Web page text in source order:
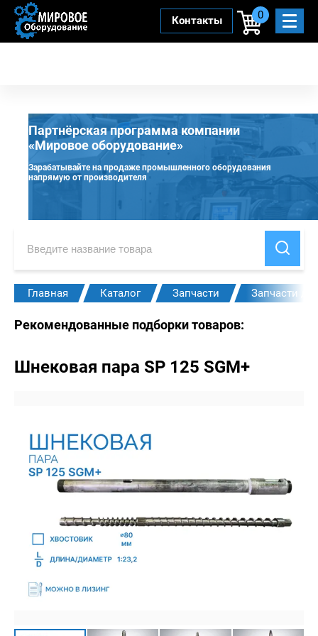
Контакты 0
Партнёрская программа компании
«Мировое оборудование»
Зарабатывайте на продаже промышленного оборудования
напрямую от производителя
Главная Каталог Запчасти Запчасти
Рекомендованные подборки товаров:
Шнековая пара SP 125 SGM+